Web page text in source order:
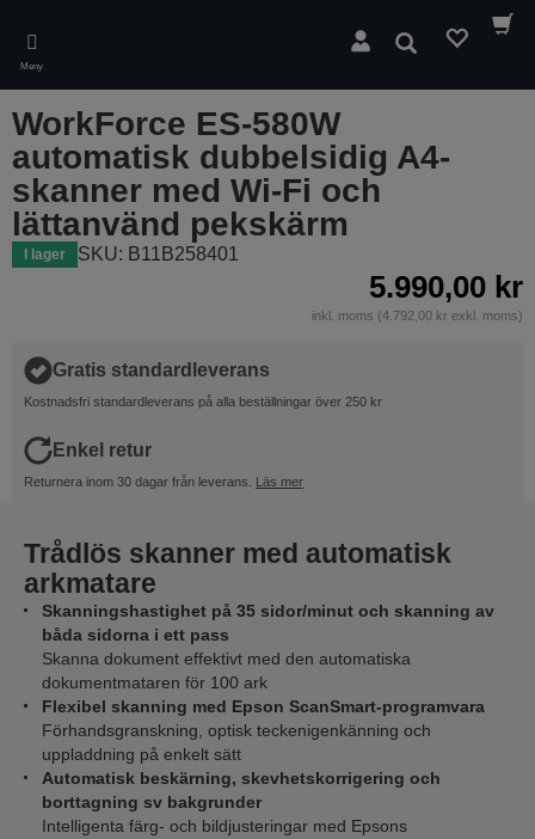
main
content
Meny
Sök
WorkForce ES-580W
automatisk dubbelsidig A4-
skanner med Wi-Fi och
lättanvänd pekskärm
I lager SKU: B11B258401
5.990,00 kr
inkl. moms (4.792,00 kr exkl. moms)
Gratis standardleverans
Kostnadsfri standardleverans på alla beställningar över 250 kr
Enkel retur
Returnera inom 30 dagar från leverans. Läs mer
Trådlös skanner med automatisk
arkmatare
Skanningshastighet på 35 sidor/minut och skanning av
båda sidorna i ett pass
Skanna dokument effektivt med den automatiska
dokumentmataren för 100 ark
Flexibel skanning med Epson ScanSmart-programvara
Förhandsgranskning, optisk teckenigenkänning och
uppladdning på enkelt sätt
Automatisk beskärning, skevhetskorrigering och
borttagning sv bakgrunder
Intelligenta färg- och bildjusteringar med Epsons